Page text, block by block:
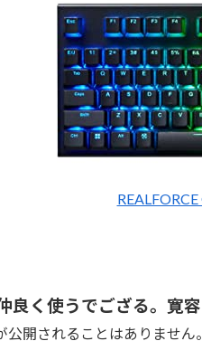
良く使うでござる。寛
公開されることはありません。